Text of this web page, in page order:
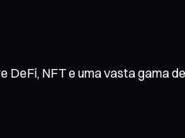
NFT e uma vasta gama